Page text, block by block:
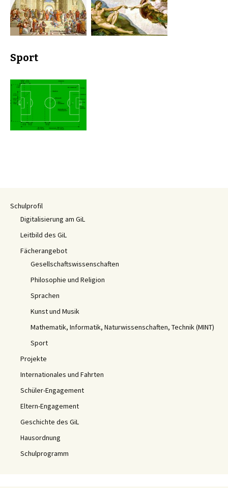
Sport
Schulprofil
Digitalisierung am GiL
Leitbild des GiL
Fächerangebot
Gesellschaftswissenschaften
Philosophie und Religion
Sprachen
Kunst und Musik
Mathematik, Informatik, Naturwissenschaften, Technik (MINT)
Sport
Projekte
Internationales und Fahrten
Schüler-Engagement
Eltern-Engagement
Geschichte des GiL
Hausordnung
Schulprogramm